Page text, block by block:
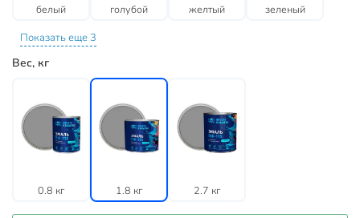
белый голубой желтый зеленый
Показать еще 3
Вес, кг
0.8 кг 1.8 кг 2.7 кг